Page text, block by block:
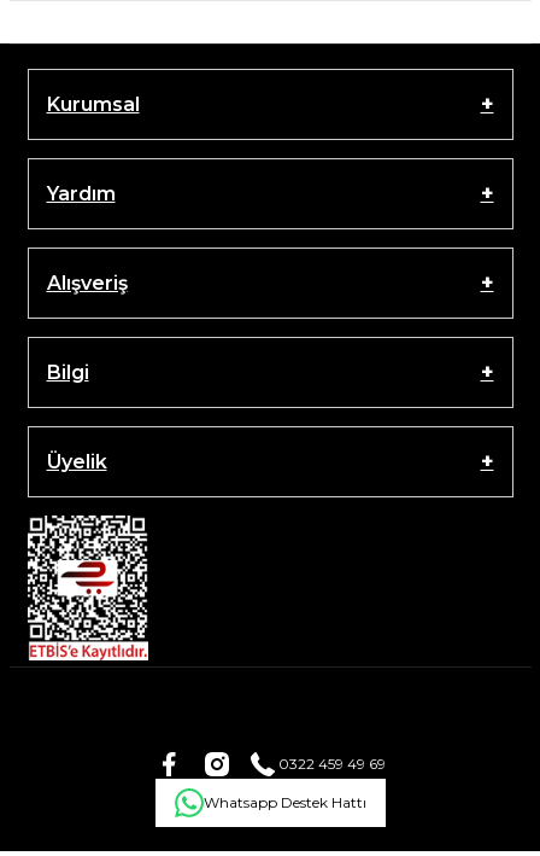
Kurumsal
Yardım
Alışveriş
Bilgi
Üyelik
0322 459 49 69
Whatsapp Destek Hattı